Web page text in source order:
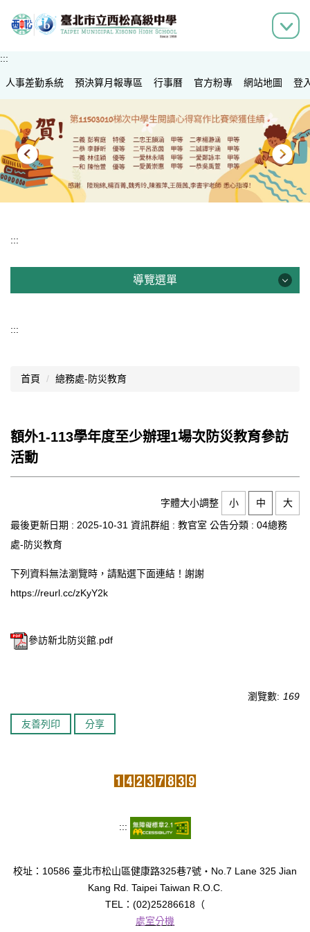
到
容
區
:::
人事差勤系統 預決算月報專區 行事曆 官方粉專 網站地圖 登
:::
導覽選單
認識西松
文件資料
行事曆
家長會
臺北市111年度臺北酷課雲師資增能推廣
:::
首頁 總務處-防災教育
額外1-113學年度至少辦理1場次防災教育參訪
活動
字體大小調整 小 中
大
最後更新日期 : 2025-10-31 資訊群組 : 教官室 公告分類 : 04總務
處-防災教育
下列資料無法瀏覽時，請點選下面連結！謝謝
https://reurl.cc/zKyY2k
參訪新北防災館.pdf
瀏覽數: 169
友善列印 分享
:::
校址：10586 臺北市松山區健康路325巷7號‧No.7 Lane 325 Jian
Kang Rd. Taipei Taiwan R.O.C.
TEL：(02)25286618（
處室分機